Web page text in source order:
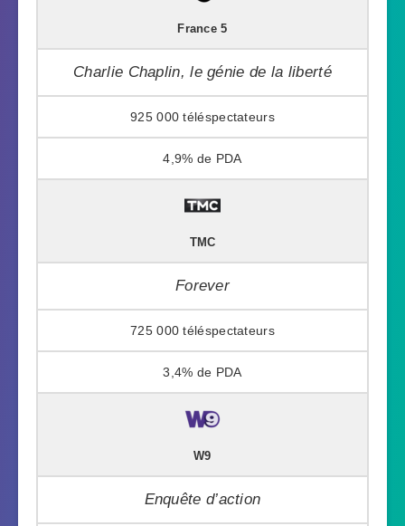
France 5
Charlie Chaplin, le génie de la liberté
925 000
4,9%
TMC
Forever
725 000
3,4%
W9
Enquête d’action